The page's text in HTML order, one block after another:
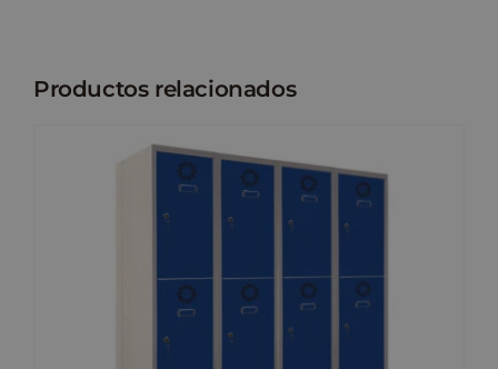
Productos relacionados